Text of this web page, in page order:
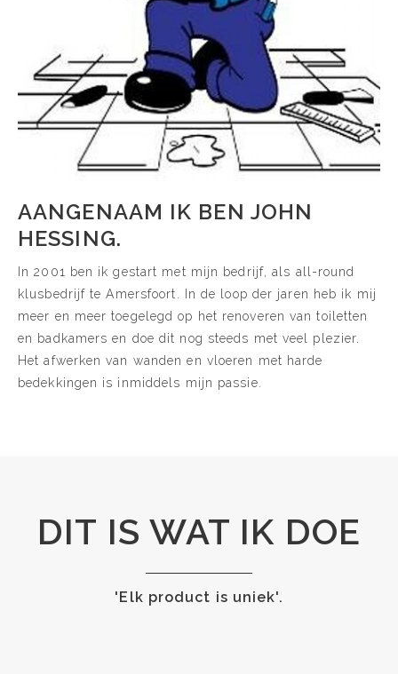
AANGENAAM IK BEN JOHN
HESSING.
In 2001 ben ik gestart met mijn bedrijf, als all-round
klusbedrijf te Amersfoort. In de loop der jaren heb ik mij
meer en meer toegelegd op het renoveren van toiletten
en badkamers en doe dit nog steeds met veel plezier.
Het afwerken van wanden en vloeren met harde
bedekkingen is inmiddels mijn passie.
DIT IS WAT IK DOE
'Elk product is uniek'.